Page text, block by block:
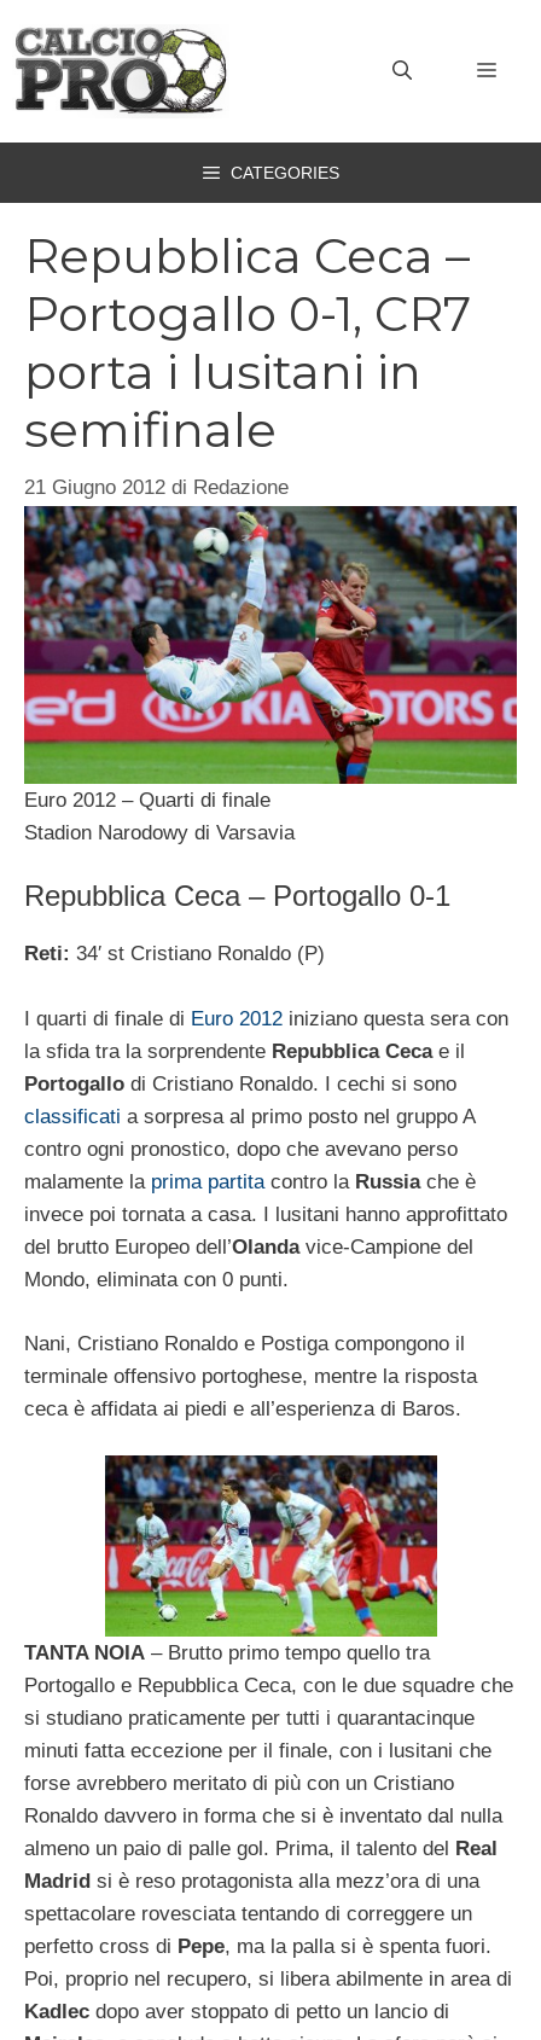
contenuto
CATEGORIES
Repubblica Ceca –
Portogallo 0-1, CR7
porta i lusitani in
semifinale
21 Giugno 2012 di Redazione
Euro 2012 – Quarti di finale
Stadion Narodowy di Varsavia
Repubblica Ceca – Portogallo 0-1
Reti: 34′ st Cristiano Ronaldo (P)
I quarti di finale di Euro 2012 iniziano questa sera con
la sfida tra la sorprendente Repubblica Cecae il
Portogallo di Cristiano Ronaldo. I cechi si sono
classificati a sorpresa al primo posto nel gruppo A
contro ogni pronostico, dopo che avevano perso
malamente la prima partitacontro la Russiache è
invece poi tornata a casa. I lusitani hanno approfittato
del brutto Europeo dell’Olandavice-Campione del
Mondo, eliminata con 0 punti.
Nani, Cristiano Ronaldo e Postiga compongono il
terminale offensivo portoghese, mentre la risposta
ceca è affidata ai piedi e all’esperienza di Baros.
TANTA NOIA – Brutto primo tempo quello tra
Portogallo e Repubblica Ceca, con le due squadre che
si studiano praticamente per tutti i quarantacinque
minuti fatta eccezione per il finale, con i lusitani che
forse avrebbero meritato di più con un Cristiano
Ronaldo davvero in forma che si è inventato dal nulla
almeno un paio di palle gol. Prima, il talento del Real
Madrid si è reso protagonista alla mezz’ora di una
spettacolare rovesciata tentando di correggere un
perfetto cross di Pepe, ma la palla si è spenta fuori.
Poi, proprio nel recupero, si libera abilmente in area di
Kadlec dopo aver stoppato di petto un lancio di